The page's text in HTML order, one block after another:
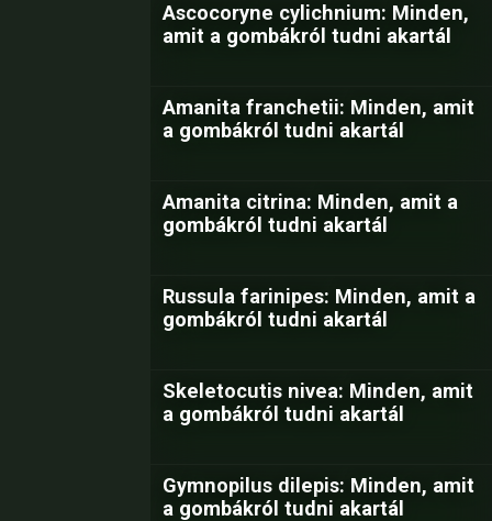
Ascocoryne cylichnium: Minden,
amit a gombákról tudni akartál
Amanita franchetii: Minden, amit
a gombákról tudni akartál
Amanita citrina: Minden, amit a
gombákról tudni akartál
Russula farinipes: Minden, amit a
gombákról tudni akartál
Skeletocutis nivea: Minden, amit
a gombákról tudni akartál
Gymnopilus dilepis: Minden, amit
a gombákról tudni akartál